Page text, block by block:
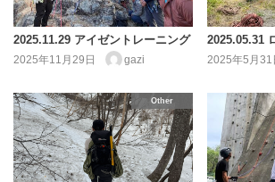
2025.11.29 アイゼントレーニング
2025年11月29日 gazi
2025.05.31
2025年5月31
Other